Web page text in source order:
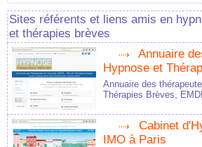
Sites référents et liens amis en
et thérapies brèves
Annuaire
Hypnose et
Annuaire des
Thérapies Brèves,
Cabinet
IMO à Paris